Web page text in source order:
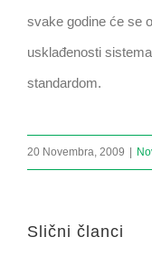
svake godine će se
usklađenosti
standardom.
20 Novembra, 2009
Slični članci